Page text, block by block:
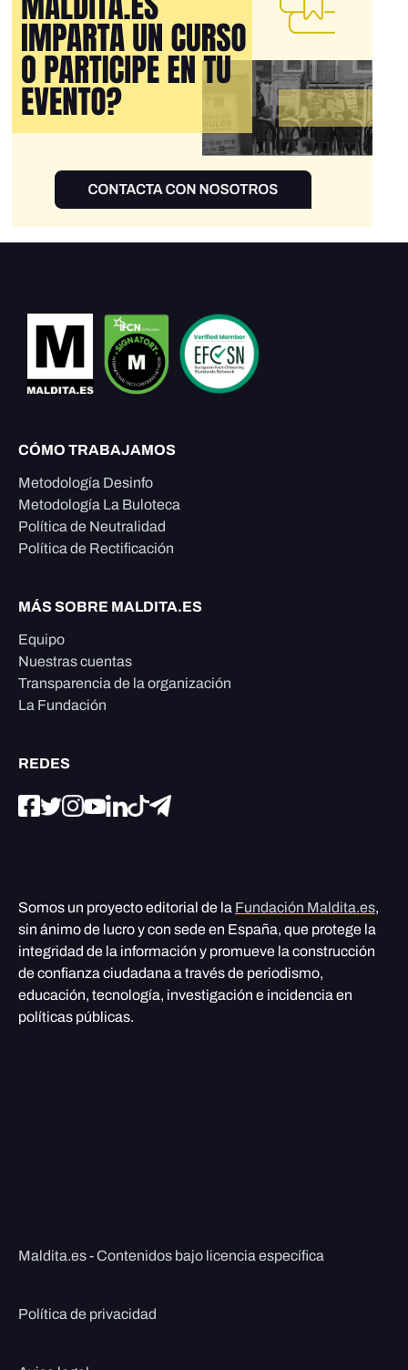
CÓMO TRABAJAMOS
Metodología Desinfo
Metodología La Buloteca
Política de Neutralidad
Política de Rectificación
MÁS SOBRE MALDITA.ES
Equipo
Nuestras cuentas
Transparencia de la organización
La Fundación
REDES
Somos un proyecto editorial de la Fundación Maldita.es,
sin ánimo de lucro y con sede en España, que protege la
integridad de la información y promueve la construcción
de confianza ciudadana a través de periodismo,
educación, tecnología, investigación e incidencia en
políticas públicas.
Maldita.es - Contenidos bajo licencia específica
Política de privacidad